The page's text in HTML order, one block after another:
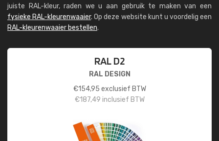
juiste RAL-kleur, raden we u aan gebruik te maken van een
fysieke RAL-kleurenwaaier. Op deze website kunt u voordelig een
RAL-kleurenwaaier bestellen.
RAL D2
RAL DESIGN
€154,95 exclusief BTW
€187,49 inclusief BTW